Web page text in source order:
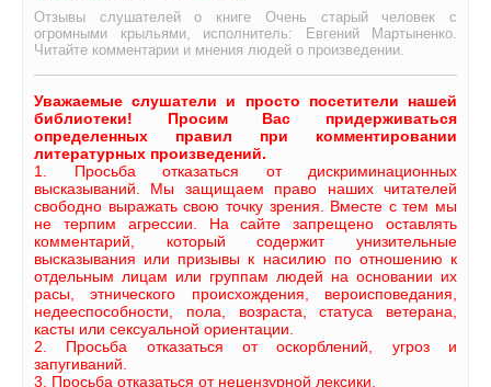
Отзывы слушателей о книге Очень старый человек с
огромными крыльями, исполнитель: Евгений Мартыненко.
Читайте комментарии и мнения людей о произведении.
Уважаемые слушатели и просто посетители нашей
библиотеки! Просим Вас придерживаться
определенных правил при комментировании
литературных произведений.
1. Просьба отказаться от дискриминационных
высказываний. Мы защищаем право наших читателей
свободно выражать свою точку зрения. Вместе с тем мы
не терпим агрессии. На сайте запрещено оставлять
комментарий, который содержит унизительные
высказывания или призывы к насилию по отношению к
отдельным лицам или группам людей на основании их
расы, этнического происхождения, вероисповедания,
недееспособности, пола, возраста, статуса ветерана,
касты или сексуальной ориентации.
2. Просьба отказаться от оскорблений, угроз и
запугиваний.
3. Просьба отказаться от нецензурной лексики.